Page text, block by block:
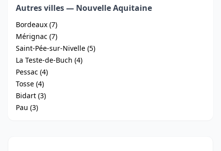
Autres villes — Nouvelle Aquitaine
Bordeaux (7)
Mérignac (7)
Saint-Pée-sur-Nivelle (5)
La Teste-de-Buch (4)
Pessac (4)
Tosse (4)
Bidart (3)
Pau (3)